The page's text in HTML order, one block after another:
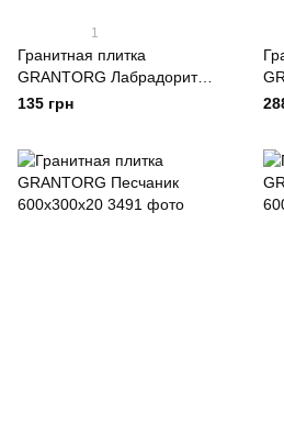
1
Гранитная плитка
GRANTORG Лабрадорит
(термообработанная)
135 грн